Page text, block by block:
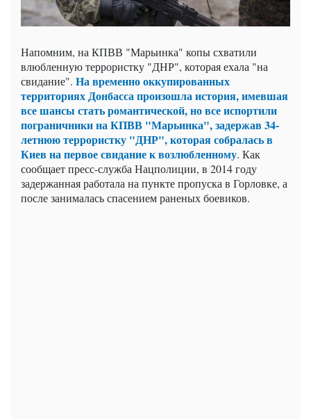
Напомним, на КПВВ "Марьинка" копы схватили
влюбленную террористку "ДНР", которая ехала "на
свидание". На временно оккупированных
территориях Донбасса произошла история, имевшая
все шансы стать романтической, но все испортили
пограничники на КПВВ "Марьинка", задержав 34-
летнюю террористку "ДНР", которая собралась в
Киев на первое свидание к возлюбленному. Как
сообщает пресс-служба Нацполиции, в 2014 году
задержанная работала на пункте пропуска в Горловке, а
после занималась спасением раненых боевиков.